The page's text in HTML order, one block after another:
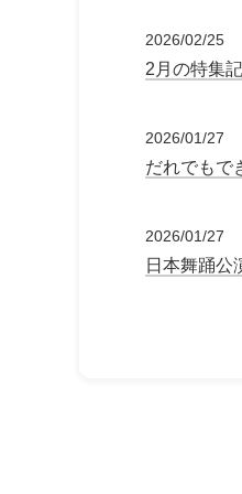
2026/02/25
2月の特集
2026/01/27
だれでもで
2026/01/27
日本舞踊公